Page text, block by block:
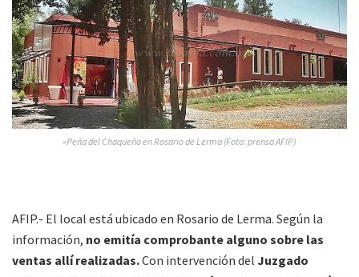
»Peña del Chaqueño en Rosario de Lerma (Foto: prensa AFIP)
AFIP.- El local está ubicado en Rosario de Lerma. Según la
información, no emitía comprobante alguno sobre las
ventas allí realizadas.Con intervención del Juzgado